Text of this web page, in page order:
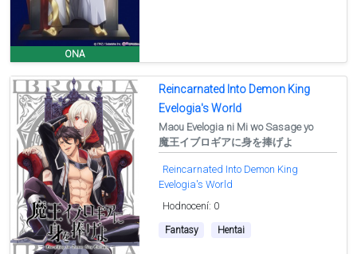
ONA
Reincarnated Into Demon King
Evelogia's World
Maou Evelogia ni Mi wo Sasage yo
魔王イブロギアに身を捧げよ
Reincarnated Into Demon King
Evelogia's World
Hodnocení: 0
Fantasy Hentai